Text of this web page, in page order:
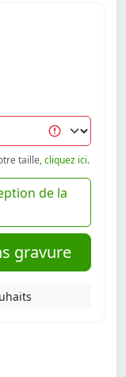
taille,cliquez ici.
de la
gravure